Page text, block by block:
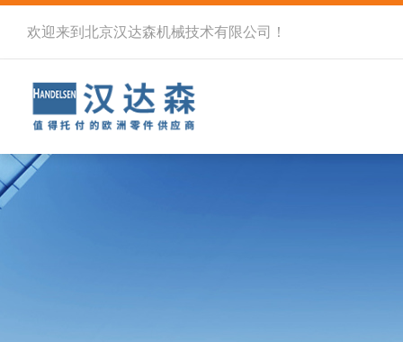
欢迎来到北京汉达森机械技术有限公司！